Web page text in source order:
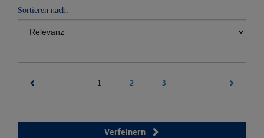
Sortieren nach:
1 2 3
Verfeinern